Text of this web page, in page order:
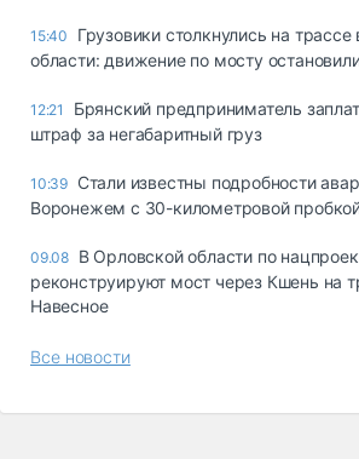
15:40
Грузовики столкнулись на
области: движение по мосту
12:21
Брянский предприниматель
штраф за негабаритный груз
10:39 Стали известны подробности
Воронежем с 30-километровой
09.08 В Орловской области по
реконструируют мост через Кшень на
Навесное
Все новости